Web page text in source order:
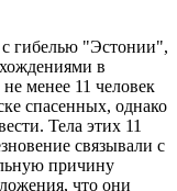
с гибелью "Эстонии",
в
менее 11 человек
спасенных, однако
Тела этих 11
связывали с
причину
что они